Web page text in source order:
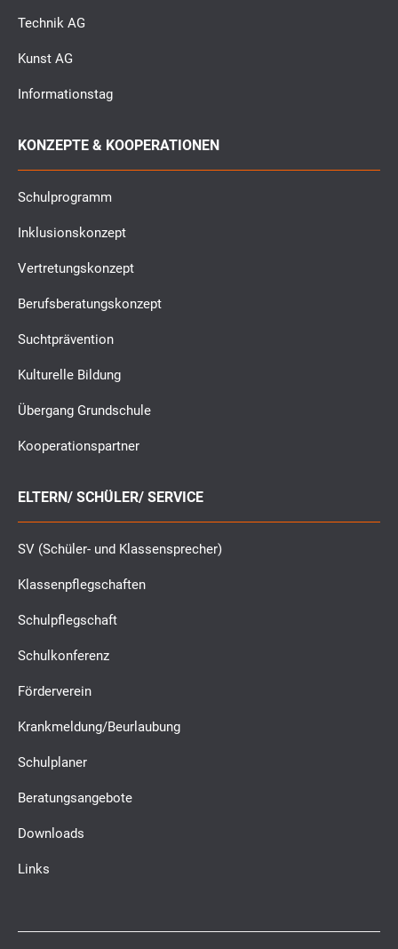
Technik AG
Kunst AG
Informationstag
KONZEPTE & KOOPERATIONEN
Schulprogramm
Inklusionskonzept
Vertretungskonzept
Berufsberatungskonzept
Suchtprävention
Kulturelle Bildung
Übergang Grundschule
Kooperationspartner
ELTERN/ SCHÜLER/ SERVICE
SV (Schüler- und Klassensprecher)
Klassenpflegschaften
Schulpflegschaft
Schulkonferenz
Förderverein
Krankmeldung/Beurlaubung
Schulplaner
Beratungsangebote
Downloads
Links